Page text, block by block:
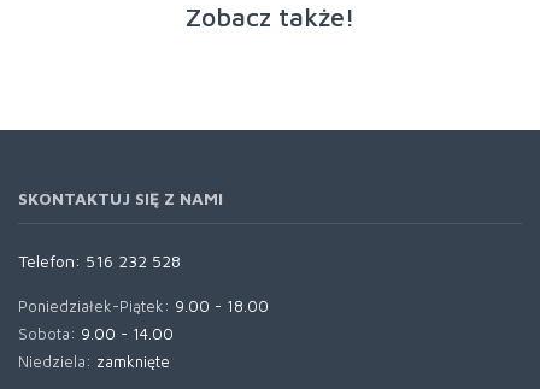
Zobacz także!
SKONTAKTUJ SIĘ Z NAMI
Telefon: 516 232 528
Poniedziałek-Piątek: 9.00 - 18.00
Sobota: 9.00 - 14.00
Niedziela: zamknięte